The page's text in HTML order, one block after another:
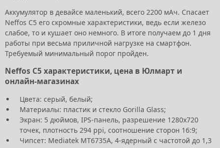
Аккумулятор в девайсе маленький, всего 2200 мАч. Спасает
Neffos C5 его скромные характеристики, ведь если железо
слабое, то и кушает оно немного. В итоге получаем до 1 дня
работы при весьма приличной нагрузке на смартфон.
Требуемый минимальный порог пройден.
Neffos C5 характеристики, цена в Юлмарт и
онлайн-магазинах
Цвета: серый, белый;
Материалы: пластик и стекло Gorilla Glass;
Экран: 5 дюймов, IPS-панель, разрешение 1280х720
точек, плотность 294 ppi, соотношение сторон 16:9;
Чипсет: Mediatek MT6735A, 4-ядерный с частотой до 1,3